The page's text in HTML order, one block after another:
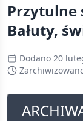
Przytulne
Bałuty,
Dodano 20